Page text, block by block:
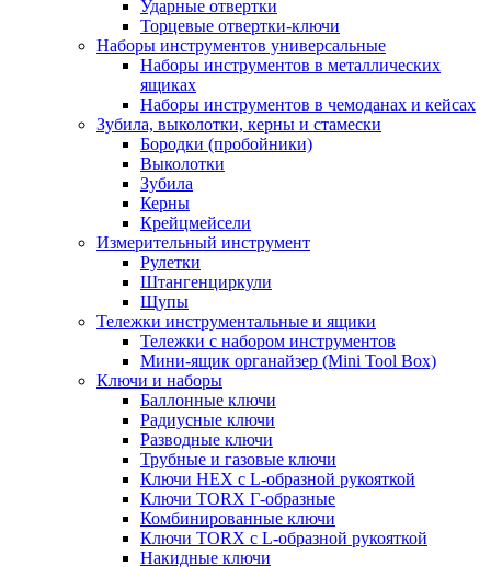
Ударные отвертки
Торцевые отвертки-ключи
Наборы инструментов универсальные
Наборы инструментов в металлических
ящиках
Наборы инструментов в чемоданах и кейсах
Зубила, выколотки, керны и стамески
Бородки (пробойники)
Выколотки
Зубила
Керны
Крейцмейсели
Измерительный инструмент
Рулетки
Штангенциркули
Щупы
Тележки инструментальные и ящики
Тележки с набором инструментов
Мини-ящик органайзер (Mini Tool Box)
Ключи и наборы
Баллонные ключи
Радиусные ключи
Разводные ключи
Трубные и газовые ключи
Ключи HEX с L-образной рукояткой
Ключи TORX Г-образные
Комбинированные ключи
Ключи TORX с L-образной рукояткой
Накидные ключи